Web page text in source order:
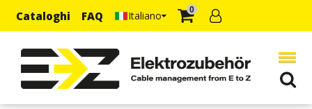
Cataloghi FAQ Italiano 0